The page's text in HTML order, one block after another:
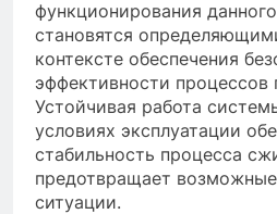
функционирования
становятся
контексте обеспечения
эффективности процессов
Устойчивая работа
условиях эксплуатации
стабильность процесса
предотвращает
ситуации.